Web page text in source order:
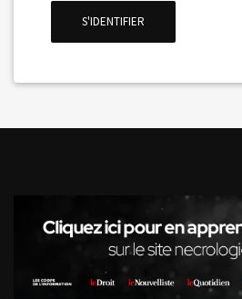
La Voix de l'Est
RECHERCHER
S'IDENTIFIER